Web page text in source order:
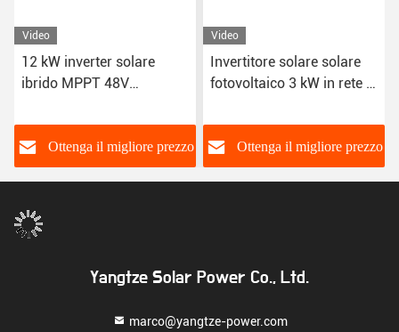
Video
12 kW inverter solare
ibrido MPPT 48V
cortocircuito con 10 anni
di garanzia
Ottenga il migliore prezzo
Video
Invertitore solare solare
fotovoltaico 3 kW in rete di
Ottenga il migliore prezzo
Yangtze Solar Power Co., Ltd.
marco@yangtze-power.com